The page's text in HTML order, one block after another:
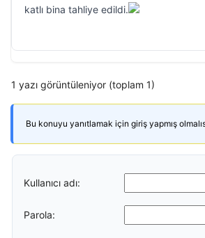
katlı bina tahliye edildi.
1 yazı görüntüleniyor (toplam 1)
Bu konuyu yanıtlamak için giriş yapmış
Kullanıcı adı:
Parola: